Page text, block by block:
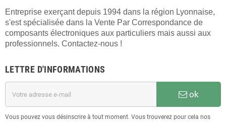
Entreprise exerçant depuis 1994 dans la région Lyonnaise,
s'est spécialisée dans la Vente Par Correspondance de
composants électroniques aux particuliers mais aussi aux
professionnels. Contactez-nous !
LETTRE D'INFORMATIONS
ok
Vous pouvez vous désinscrire à tout moment. Vous trouverez pour cela nos